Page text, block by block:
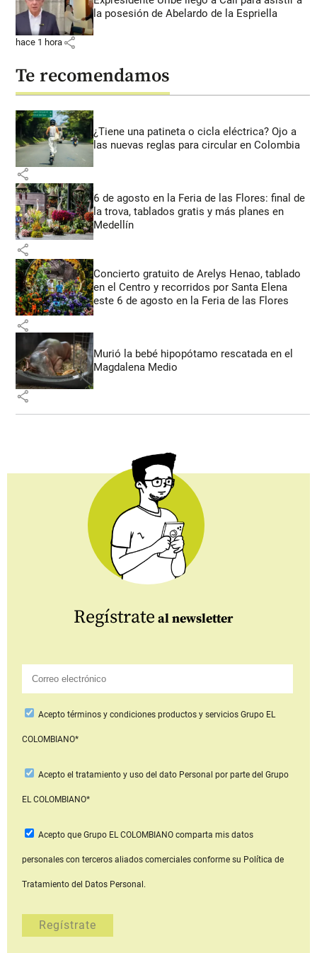
la posesión de Abelardo de la Espriella
hace 1 hora share
Te recomendamos
¿Tiene una patineta o cicla eléctrica? Ojo a
las nuevas reglas para circular en Colombia
share
6 de agosto en la Feria de las Flores: final de
la trova, tablados gratis y más planes en
Medellín
share
Concierto gratuito de Arelys Henao, tablado
en el Centro y recorridos por Santa Elena
este 6 de agosto en la Feria de las Flores
share
Murió la bebé hipopótamo rescatada en el
Magdalena Medio
share
Regístrate al newsletter
Aceptotérminos y condiciones productos y serviciosGrupo EL
COLOMBIANO*
Acepto el tratamiento y uso del dato Personal por parte del Grupo
EL COLOMBIANO*
Acepto que Grupo EL COLOMBIANOcomparta mis datos
personales con terceros aliados comerciales conforme su Política de
Tratamiento del Datos Personal.